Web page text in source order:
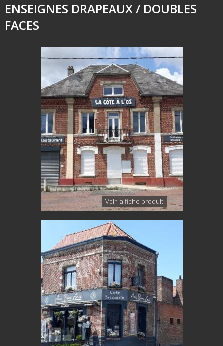
ENSEIGNES DRAPEAUX / DOUBLES
FACES
Voir la fiche produit